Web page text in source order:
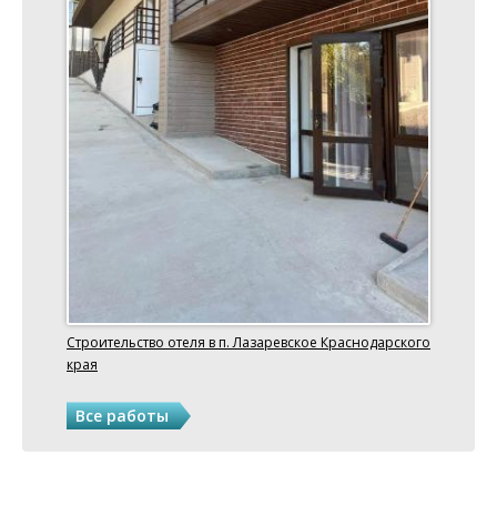
Строительство отеля в п. Лазаревское Краснодарского
края
Все работы